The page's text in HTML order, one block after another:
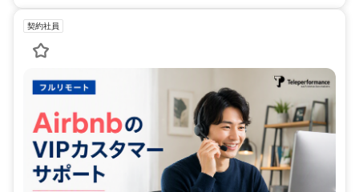
契約社員